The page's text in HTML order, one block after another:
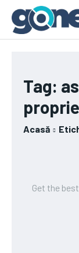
Tag:
Acasă
Get the